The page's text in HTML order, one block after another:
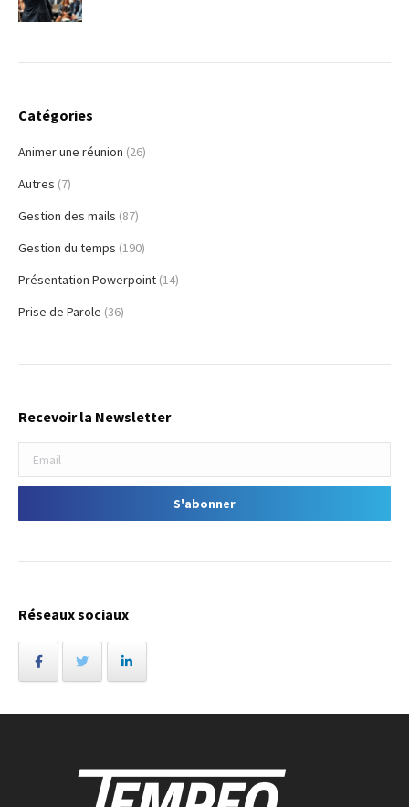
Catégories
Animer une réunion (26)
Autres (7)
Gestion des mails (87)
Gestion du temps (190)
Présentation Powerpoint (14)
Prise de Parole (36)
Recevoir la Newsletter
Réseaux sociaux